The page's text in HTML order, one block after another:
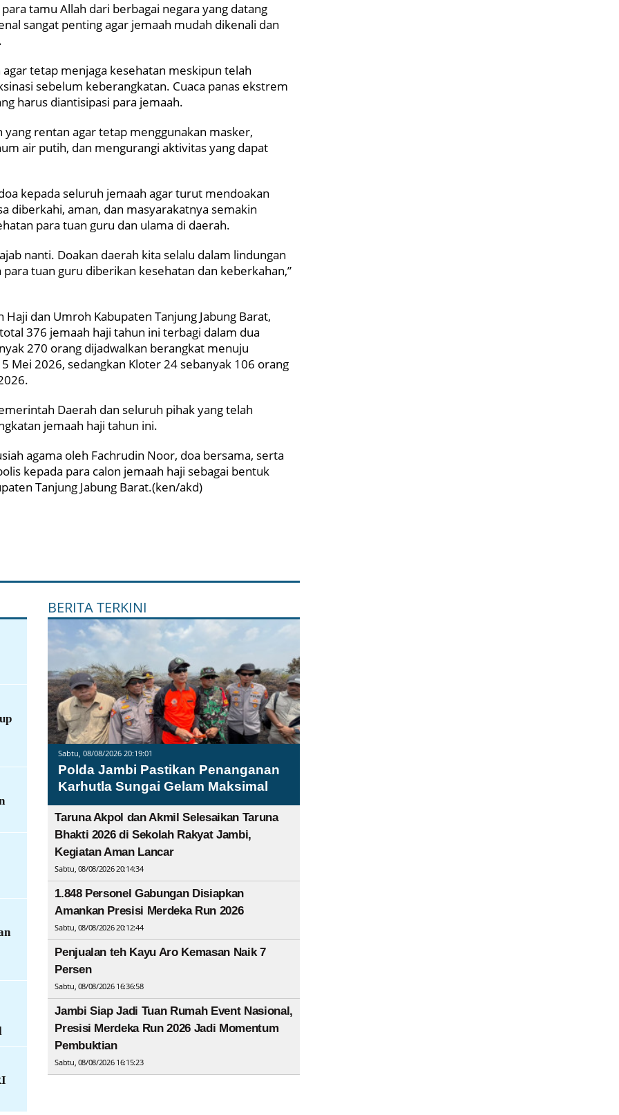
tamu Allah dari berbagai negara yang datang
sangat penting agar jemaah mudah dikenali dan
tetap menjaga kesehatan meskipun telah
sebelum keberangkatan. Cuaca panas ekstrem
harus diantisipasi para jemaah.
yang rentan agar tetap menggunakan masker,
air putih, dan mengurangi aktivitas yang dapat
kepada seluruh jemaah agar turut mendoakan
diberkahi, aman, dan masyarakatnya semakin
para tuan guru dan ulama di daerah.
nanti. Doakan daerah kita selalu dalam lindungan
tuan guru diberikan kesehatan dan keberkahan,”
dan Umroh Kabupaten Tanjung Jabung Barat,
376 jemaah haji tahun ini terbagi dalam dua
270 orang dijadwalkan berangkat menuju
Mei 2026, sedangkan Kloter 24 sebanyak 106 orang
Daerah dan seluruh pihak yang telah
jemaah haji tahun ini.
agama oleh Fachrudin Noor, doa bersama, serta
kepada para calon jemaah haji sebagai bentuk
Tanjung Jabung Barat.(ken/akd)
BERITA TERKINI
Sabtu, 08/08/2026 20:19:01
Polda Jambi Pastikan Penanganan
Karhutla Sungai Gelam Maksimal
Taruna Akpol dan Akmil Selesaikan Taruna
Bhakti 2026 di Sekolah Rakyat Jambi,
Kegiatan Aman Lancar
Sabtu, 08/08/2026 20:14:34
1.848 Personel Gabungan Disiapkan
Amankan Presisi Merdeka Run 2026
Sabtu, 08/08/2026 20:12:44
Penjualan teh Kayu Aro Kemasan Naik 7
Persen
Sabtu, 08/08/2026 16:36:58
Jambi Siap Jadi Tuan Rumah Event Nasional,
Presisi Merdeka Run 2026 Jadi Momentum
Pembuktian
Sabtu, 08/08/2026 16:15:23